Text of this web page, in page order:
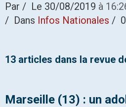
Par Le 30/08/2019 à
Dans Infos Nationales
13 articles dans la revue
Patrie
Marseille (13) : un